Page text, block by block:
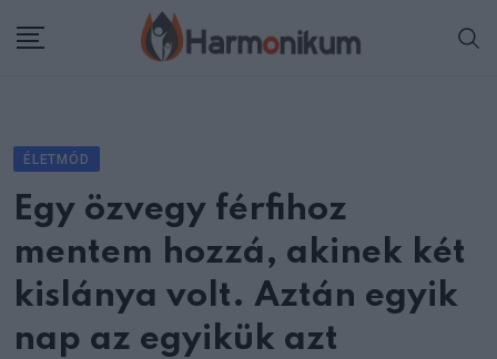
ÉLETMÓD
Egy özvegy férfihoz
mentem hozzá, akinek két
kislánya volt. Aztán egyik
nap az egyikük azt